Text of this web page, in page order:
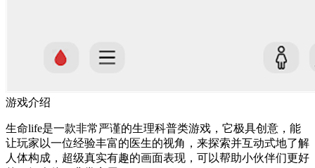
游戏介绍
生命life是一款非常严谨的生理科普类游戏，它极具创意，能
让玩家以一位经验丰富的医生的视角，来探索并互动式地了解
人体构成，超级真实有趣的画面表现，可以帮助小伙伴们更好